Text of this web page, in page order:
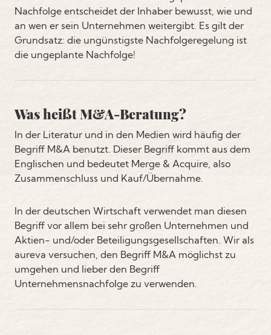
Nachfolge entscheidet der Inhaber bewusst, wie und
an wen er sein Unternehmen weitergibt. Es gilt der
Grundsatz: die ungünstigste Nachfolgeregelung ist
die ungeplante Nachfolge!
Was heißt M&A-Beratung?
In der Literatur und in den Medien wird häufig der
Begriff M&A benutzt. Dieser Begriff kommt aus dem
Englischen und bedeutet Merge & Acquire, also
Zusammenschluss und Kauf/Übernahme.
In der deutschen Wirtschaft verwendet man diesen
Begriff vor allem bei sehr großen Unternehmen und
Aktien- und/oder Beteiligungsgesellschaften. Wir als
aureva versuchen, den Begriff M&A möglichst zu
umgehen und lieber den Begriff
Unternehmensnachfolge zu verwenden.